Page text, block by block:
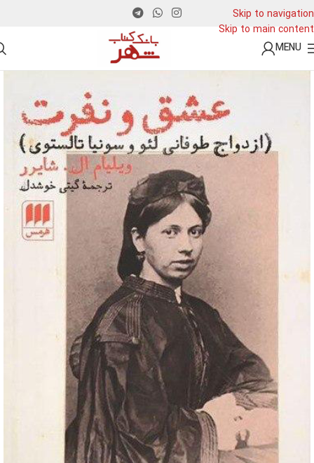
Skip to navigation
Skip to main content
MENU